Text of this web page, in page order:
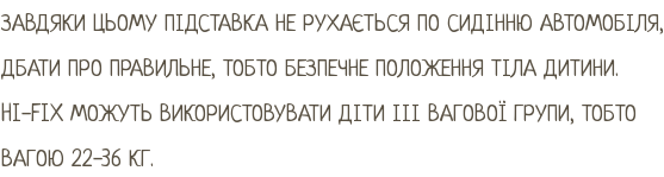
ЗАВДЯКИ ЦЬОМУ ПІДСТАВКА НЕ РУХАЄТЬСЯ ПО СИДІННЮ АВТОМОБІЛЯ,
ДБАТИ ПРО ПРАВИЛЬНЕ, ТОБТО БЕЗПЕЧНЕ ПОЛОЖЕННЯ ТІЛА ДИТИНИ.
HI-FIX МОЖУТЬ ВИКОРИСТОВУВАТИ ДІТИ ІІІ ВАГОВОЇ ГРУПИ, ТОБТО
ВАГОЮ 22-36 КГ.